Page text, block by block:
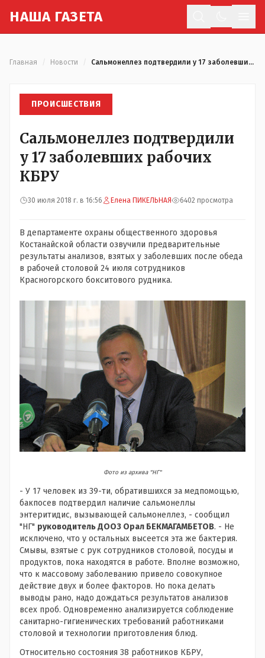
НАША ГАЗЕТА
Главная Новости Сальмонеллез подтвердили у 17 заболевших рабочих КБРУ
ПРОИСШЕСТВИЯ
Сальмонеллез подтвердили
у 17 заболевших рабочих
КБРУ
30 июля 2018 г. в 16:56 Елена ПИКЕЛЬНАЯ 6402 просмотра
В департаменте охраны общественного здоровья
Костанайской области озвучили предварительные
результаты анализов, взятых у заболевших после обеда
в рабочей столовой 24 июля сотрудников
Красногорского бокситового рудника.
Фото из архива "НГ"
- У 17 человек из 39-ти, обратившихся за медпомощью,
бакпосев подтвердил наличие сальмонеллы
энтеритидис, вызывающей сальмонеллез, - сообщил
"НГ" руководитель ДООЗ Орал БЕКМАГАМБЕТОВ. - Не
исключено, что у остальных высеется эта же бактерия.
Смывы, взятые с рук сотрудников столовой, посуды и
продуктов, пока находятся в работе. Вполне возможно,
что к массовому заболеванию привело совокупное
действие двух и более факторов. Но пока делать
выводы рано, надо дождаться результатов анализов
всех проб. Одновременно анализируется соблюдение
санитарно-гигиенических требований работниками
столовой и технологии приготовления блюд.
Относительно состояния 38 работников КБРУ,